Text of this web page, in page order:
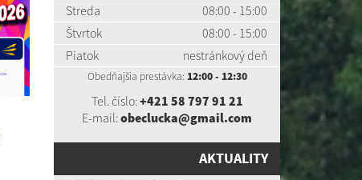
Streda
08:00 - 15:00
Štvrtok
08:00 - 15:00
Piatok
nestránkový deň
Obedňajšia prestávka: 12:00 - 12:30
Tel. číslo:+421 58 797 91 21
E-mail:obeclucka@gmail.com
AKTUALITY